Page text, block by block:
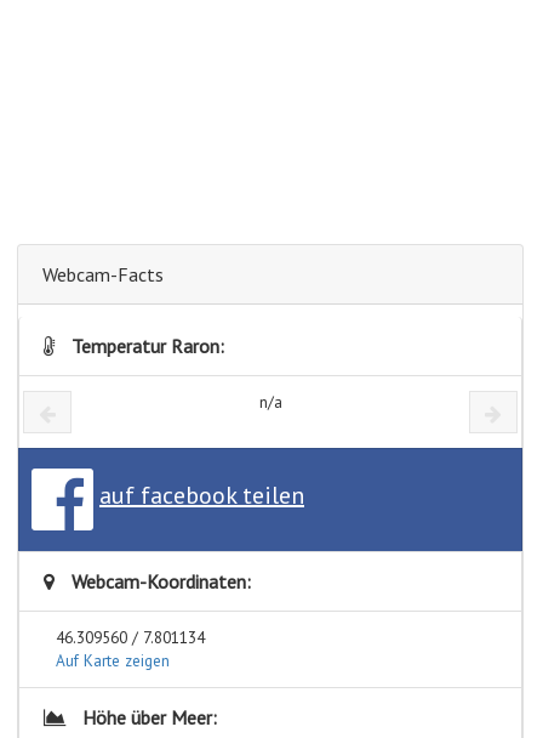
Webcam-Facts
Temperatur Raron:
n/a
auf facebook teilen
Webcam-Koordinaten:
46.309560 / 7.801134
Auf Karte zeigen
Höhe über Meer: